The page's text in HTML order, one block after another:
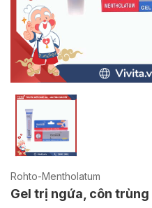
Rohto-Mentholatum
Gel trị ngứa, côn trùng